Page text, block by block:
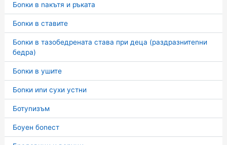
Боnки в nакътя и ръката
Боnки в ставите
Боnки в тазобедрената става при деца (раздразнитеnни
бедра)
Боnки в ушите
Боnки иnи сухи устни
Ботуnизъм
Боуен боnест